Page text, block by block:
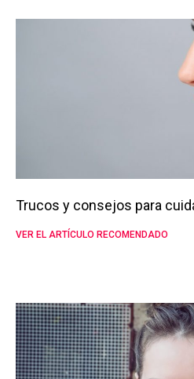
Trucos y consejos para
VER EL ARTÍCULO RECOMENDADO